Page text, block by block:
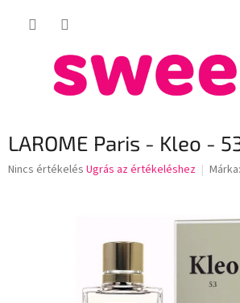
LAROME Paris - Kleo -
A
Nincs értékelés Ugrás az értékeléshez Márka: